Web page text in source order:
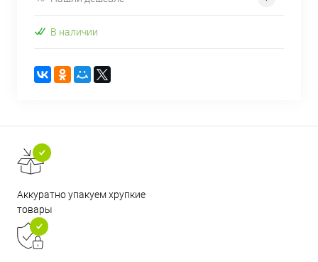
В наличии
Аккуратно упакуем хрупкие
товары